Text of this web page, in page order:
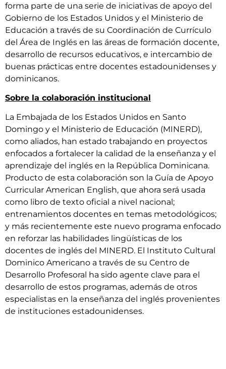
forma parte de una serie de iniciativas de apoyo del
Gobierno de los Estados Unidos y el Ministerio de
Educación a través de su Coordinación de Currículo
del Área de Inglés en las áreas de formación docente,
desarrollo de recursos educativos, e intercambio de
buenas prácticas entre docentes estadounidenses y
dominicanos.
Sobre la colaboración institucional
La Embajada de los Estados Unidos en Santo
Domingo y el Ministerio de Educación (MINERD),
como aliados, han estado trabajando en proyectos
enfocados a fortalecer la calidad de la enseñanza y el
aprendizaje del inglés en la República Dominicana.
Producto de esta colaboración son la Guía de Apoyo
Curricular American English, que ahora será usada
como libro de texto oficial a nivel nacional;
entrenamientos docentes en temas metodológicos;
y más recientemente este nuevo programa enfocado
en reforzar las habilidades lingüísticas de los
docentes de inglés del MINERD. El Instituto Cultural
Dominico Americano a través de su Centro de
Desarrollo Profesoral ha sido agente clave para el
desarrollo de estos programas, además de otros
especialistas en la enseñanza del inglés provenientes
de instituciones estadounidenses.